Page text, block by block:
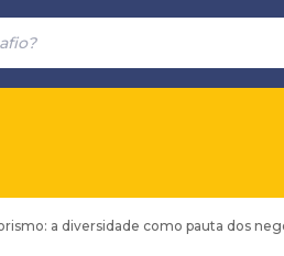
a diversidade como pauta dos